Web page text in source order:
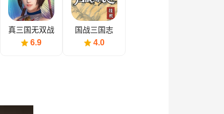
真三国无双战
略版
6.9
国战三国志
4.0